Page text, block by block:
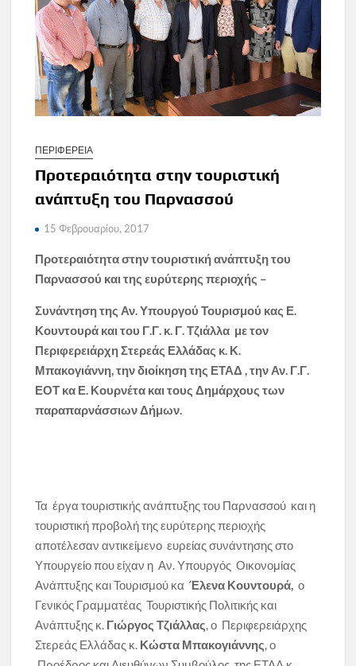
ΠΕΡΙΦΕΡΕΙΑ
Προτεραιότητα στην τουριστική
ανάπτυξη του Παρνασσού
15 Φεβρουαρίου, 2017
Προτεραιότητα στην τουριστική ανάπτυξη του
Παρνασσού και της ευρύτερης περιοχής –
Συνάντηση της Αν. Υπουργού Τουρισμού κας Ε.
Κουντουρά και του Γ.Γ. κ. Γ. Τζιάλλα με τον
Περιφερειάρχη Στερεάς Ελλάδας κ. Κ.
Μπακογιάννη, την διοίκηση της ΕΤΑΔ , την Αν. Γ.Γ.
ΕΟΤ κα Ε. Κουρνέτα και τους Δημάρχους των
παραπαρνάσσιων Δήμων.
Τα έργα τουριστικής ανάπτυξης του Παρνασσού και η
τουριστική προβολή της ευρύτερης περιοχής
αποτέλεσαν αντικείμενο ευρείας συνάντησης στο
Υπουργείο που είχαν η Αν. Υπουργός Οικονομίας
Ανάπτυξης και Τουρισμού καΈλενα Κουντουρά,ο
Γενικός Γραμματέας Τουριστικής Πολιτικής και
Ανάπτυξης κ. Γιώργος Τζιάλλας, ο Περιφερειάρχης
Στερεάς Ελλάδας κ. Κώστα Μπακογιάννης, ο